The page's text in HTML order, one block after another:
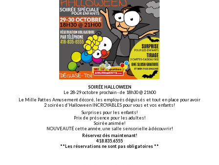
SOIRÉE HALLOWEEN
Le 28-29 octobre prochain - de 18h30 @ 21h00
Le Mille Pattes Amusement décoré, les employés déguisés et tout en place pour avoir
2 soirées d'Halloween INCROYABLES pour vous et vos enfants!
Surprises pour les enfants!
Prix de présence pour les adultes!
Soirée animée!
NOUVEAUTÉ cette année, une salle sensorielle à découvrir!
Réservez dès maintenant!
418.835.6555
**Les réservations ne sont pas obligatoires **